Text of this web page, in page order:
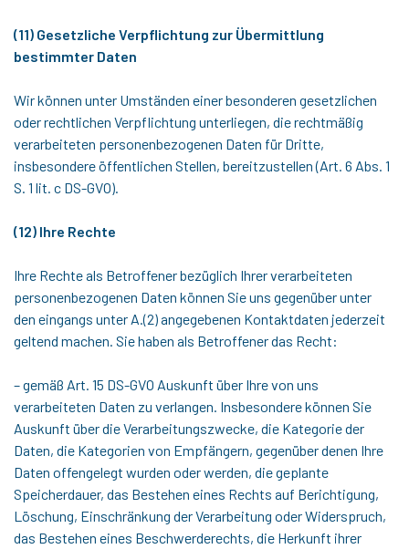
(11) Gesetzliche Verpflichtung zur Übermittlung
bestimmter Daten
Wir können unter Umständen einer besonderen gesetzlichen
oder rechtlichen Verpflichtung unterliegen, die rechtmäßig
verarbeiteten personenbezogenen Daten für Dritte,
insbesondere öffentlichen Stellen, bereitzustellen (Art. 6 Abs. 1
S. 1 lit. c DS-GVO).
(12) Ihre Rechte
Ihre Rechte als Betroffener bezüglich Ihrer verarbeiteten
personenbezogenen Daten können Sie uns gegenüber unter
den eingangs unter A.(2) angegebenen Kontaktdaten jederzeit
geltend machen. Sie haben als Betroffener das Recht:
– gemäß Art. 15 DS-GVO Auskunft über Ihre von uns
verarbeiteten Daten zu verlangen. Insbesondere können Sie
Auskunft über die Verarbeitungszwecke, die Kategorie der
Daten, die Kategorien von Empfängern, gegenüber denen Ihre
Daten offengelegt wurden oder werden, die geplante
Speicherdauer, das Bestehen eines Rechts auf Berichtigung,
Löschung, Einschränkung der Verarbeitung oder Widerspruch,
das Bestehen eines Beschwerderechts, die Herkunft ihrer